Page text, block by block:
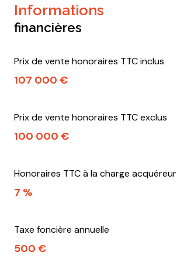
informations
financières
Prix de vente honoraires TTC inclus
107 000 €
Prix de vente honoraires TTC exclus
100 000 €
Honoraires TTC à la charge acquéreur
7 %
Taxe foncière annuelle
500 €